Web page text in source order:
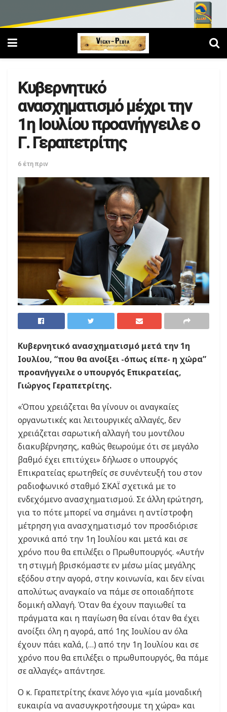
Κυβερνητικό
ανασχηματισμό μέχρι την
1η Ιουλίου προανήγγειλε ο
Γ. Γεραπετρίτης
6 έτη πριν
Κυβερνητικό ανασχηματισμό μετά την 1η
Ιουλίου, “που θα ανοίξει -όπως είπε- η χώρα”
προανήγγειλε ο υπουργός Επικρατείας,
Γιώργος Γεραπετρίτης.
«Όπου χρειάζεται θα γίνουν οι αναγκαίες
οργανωτικές και λειτουργικές αλλαγές, δεν
χρειάζεται σαρωτική αλλαγή του μοντέλου
διακυβέρνησης, καθώς θεωρούμε ότι σε μεγάλο
βαθμό έχει επιτύχει» δήλωσε ο υπουργός
Επικρατείας ερωτηθείς σε συνέντευξή του στον
ραδιοφωνικό σταθμό ΣΚΑΪ σχετικά με το
ενδεχόμενο ανασχηματισμού. Σε άλλη ερώτηση,
για το πότε μπορεί να σημάνει η αντίστροφη
μέτρηση για ανασχηματισμό τον προσδιόρισε
χρονικά από την 1η Ιουλίου και μετά και σε
χρόνο που θα επιλέξει ο Πρωθυπουργός. «Αυτήν
τη στιγμή βρισκόμαστε εν μέσω μίας μεγάλης
εξόδου στην αγορά, στην κοινωνία, και δεν είναι
απολύτως αναγκαίο να πάμε σε οποιαδήποτε
δομική αλλαγή. Όταν θα έχουν παγιωθεί τα
πράγματα και η παγίωση θα είναι όταν θα έχει
ανοίξει όλη η αγορά, από 1ης Ιουλίου αν όλα
έχουν πάει καλά, (…) από την 1η Ιουλίου και σε
χρόνο που θα επιλέξει ο πρωθυπουργός, θα πάμε
σε αλλαγές» απάντησε.
Ο κ. Γεραπετρίτης έκανε λόγο για «μία μοναδική
ευκαιρία να ανασυγκροτήσουμε τη χώρα» και